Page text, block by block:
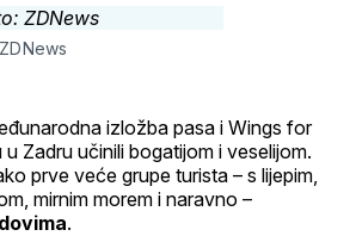
izložba pasa i Wings for
Zadru učinili bogatijom i veselijom.
prve veće grupe turista – s lijepim,
mirnim morem i naravno –
.